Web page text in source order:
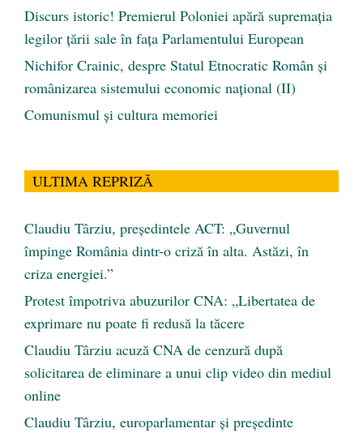
Discurs istoric! Premierul Poloniei apără supremația
legilor țării sale în fața Parlamentului European
Nichifor Crainic, despre Statul Etnocratic Român şi
românizarea sistemului economic naţional (II)
Comunismul şi cultura memoriei
ULTIMA REPRIZĂ
Claudiu Târziu, președintele ACT: „Guvernul
împinge România dintr-o criză în alta. Astăzi, în
criza energiei.”
Protest împotriva abuzurilor CNA: „Libertatea de
exprimare nu poate fi redusă la tăcere
Claudiu Târziu acuză CNA de cenzură după
solicitarea de eliminare a unui clip video din mediul
online
Claudiu Târziu, europarlamentar și președinte